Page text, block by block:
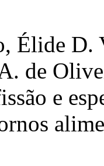
Élide D.
de
e